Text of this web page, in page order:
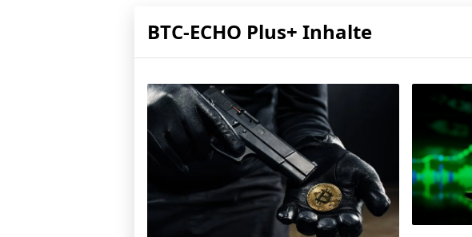
BTC-ECHO Plus+ Inhalte